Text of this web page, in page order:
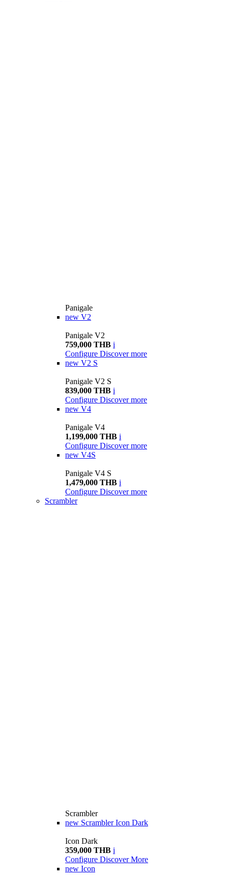
Panigale
new V2
Panigale V2
759,000 THB i
Configure Discover more
new V2 S
Panigale V2 S
839,000 THB i
Configure Discover more
new V4
Panigale V4
1,199,000 THB i
Configure Discover more
new V4S
Panigale V4 S
1,479,000 THB i
Configure Discover more
Scrambler
Scrambler
new Scrambler Icon Dark
Icon Dark
359,000 THB i
Configure Discover More
new Icon